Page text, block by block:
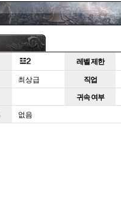
레벨 제한
최상급 직업
귀속 여부
없음